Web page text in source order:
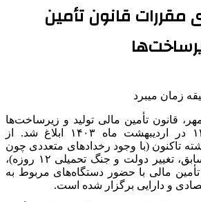
درصدی مقررات قانون تأمین
قانون تأمین مالی تولید و زیرساخت‌ها
مصوب اسفندماه ۱۴۰۲ در اردیبهشت ماه ۱۴۰۳ ابلاغ شد. از
تاکنون (با وجود رخدادهای متعددی چون
شهادت رئیس جمهور سابق، تغییر دولت و جنگ تحمیلی ۱۲ روزه)،
تأمین مالی با حضور دستگاه‌های مربوط به
و دارایی برگزار شده است.